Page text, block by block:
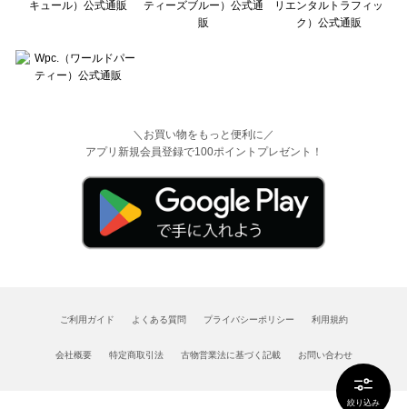
絞り込み
＼お買い物をもっと便利に／
アプリ新規会員登録で100ポイントプレゼント！
ご利用ガイド よくある質問 プライバシーポリシー 利用規約
会社概要 特定商取引法 古物営業法に基づく記載 お問い合わせ